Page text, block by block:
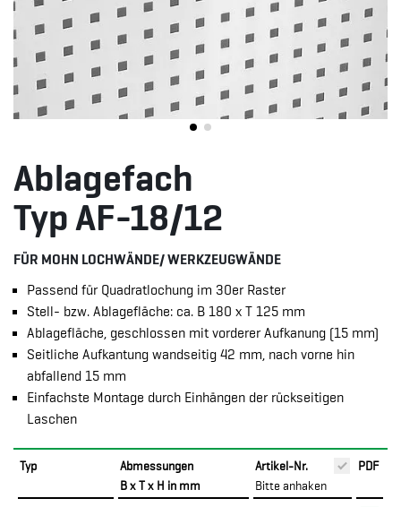
Ablagefach
Typ AF-18/12
FÜR MOHN LOCHWÄNDE/ WERKZEUGWÄNDE
Passend für Quadratlochung im 30er Raster
Stell- bzw. Ablagefläche: ca. B 180 x T 125 mm
Ablagefläche, geschlossen mit vorderer Aufkanung (15 mm)
Seitliche Aufkantung wandseitig 42 mm, nach vorne hin
abfallend 15 mm
Einfachste Montage durch Einhängen der rückseitigen
Laschen
Typ
Abmessungen
B x T x H in mm
Artikel-Nr.
Bitte anhaken
PDF